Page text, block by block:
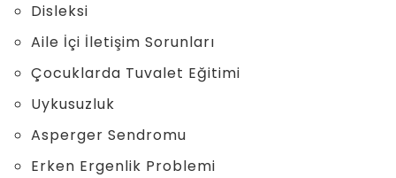
Disleksi
Aile İçi İletişim Sorunları
Çocuklarda Tuvalet Eğitimi
Uykusuzluk
Asperger Sendromu
Erken Ergenlik Problemi